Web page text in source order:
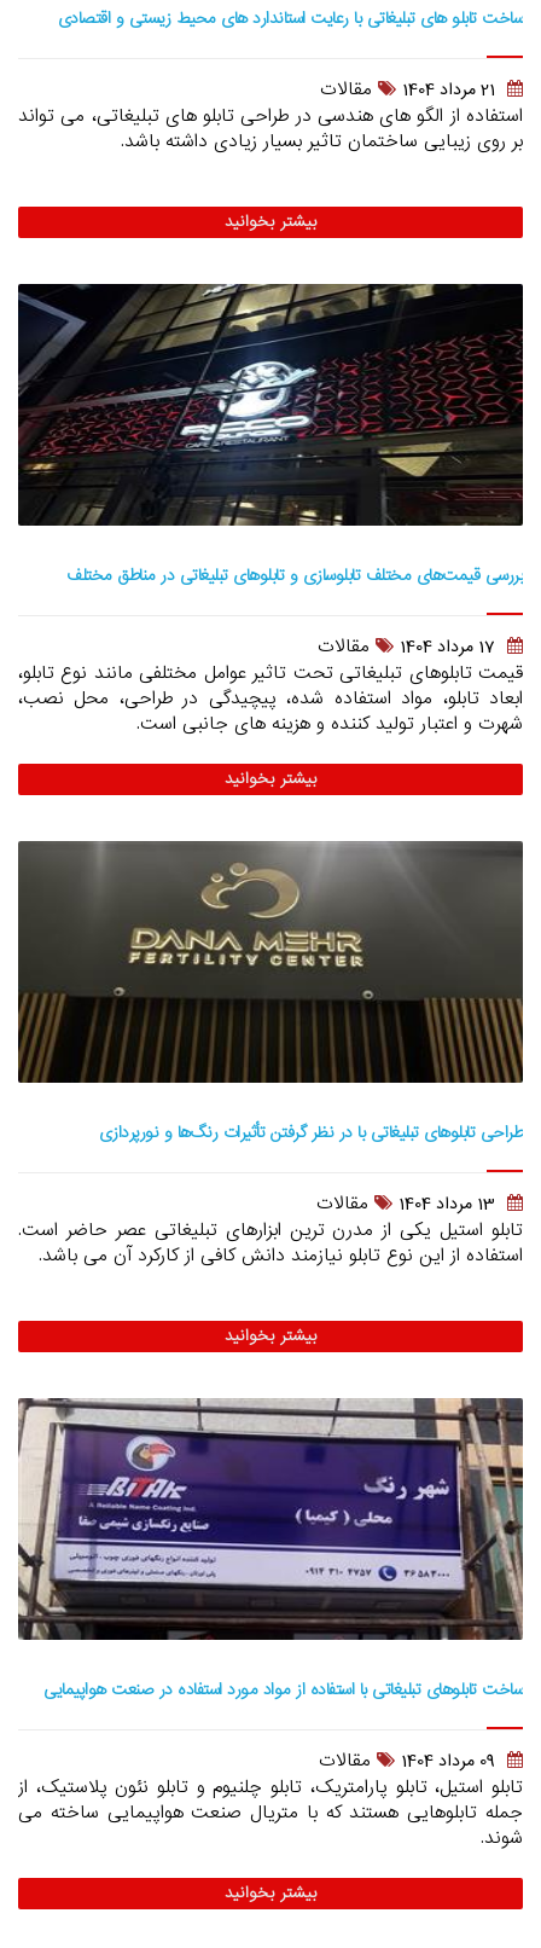
ساخت تابلو های تبلیغاتی با رعایت استاندارد های محیط زیستی و اقتصادی
21 مرداد 1404
مقالات
استفاده از الگو های هندسی در طراحی تابلو های تبلیغاتی، می تواند
بر روی زیبایی ساختمان تاثیر بسیار زیادی داشته باشد.
بیشتر بخوانید
بررسی قیمت‌های مختلف تابلوسازی و تابلوهای تبلیغاتی در مناطق مختلف
17 مرداد 1404
مقالات
قیمت تابلوهای تبلیغاتی تحت تاثیر عوامل مختلفی مانند نوع تابلو،
ابعاد تابلو، مواد استفاده شده، پیچیدگی در طراحی، محل نصب،
شهرت و اعتبار تولید کننده و هزینه های جانبی است.
بیشتر بخوانید
طراحی تابلوهای تبلیغاتی با در نظر گرفتن تأثیرات رنگ‌ها و نورپردازی
13 مرداد 1404
مقالات
تابلو استیل یکی از مدرن ترین ابزارهای تبلیغاتی عصر حاضر است.
استفاده از این نوع تابلو نیازمند دانش کافی از کارکرد آن می باشد.
بیشتر بخوانید
ساخت تابلوهای تبلیغاتی با استفاده از مواد مورد استفاده در صنعت هواپیمایی
09 مرداد 1404
مقالات
تابلو استیل، تابلو پارامتریک، تابلو چلنیوم و تابلو نئون پلاستیک، از
جمله تابلوهایی هستند که با متريال صنعت هواپیمایی ساخته می
شوند.
بیشتر بخوانید